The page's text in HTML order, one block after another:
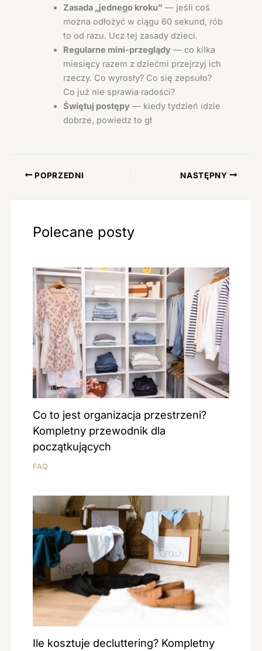
Zasada „jednego kroku” — jeśli coś
można odłożyć w ciągu 60 sekund, rób
to od razu. Ucz tej zasady dzieci.
Regularne mini-przeglądy— co kilka
miesięcy razem z dziećmi przejrzyj ich
rzeczy. Co wyrosły? Co się zepsuło?
Co już nie sprawia radości?
Świętuj postępy— kiedy tydzień idzie
dobrze, powiedz to gł
POPRZEDNI NASTĘPNY
Polecane posty
Co to jest organizacja przestrzeni?
Kompletny przewodnik dla
początkujących
FAQ
Ile kosztuje decluttering? Kompletny